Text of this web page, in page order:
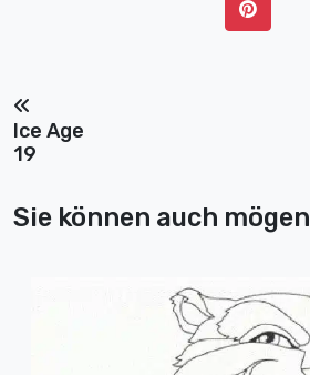
Ice Age
19
Sie können auch mögen